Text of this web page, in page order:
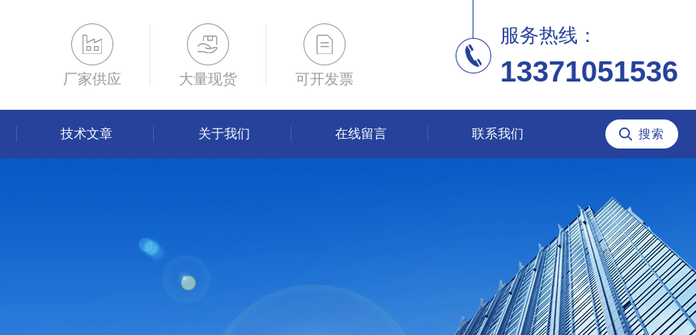
厂家供应 大量现货 可开发票
服务热线：
13371051536
技术文章 关于我们 在线留言 联系我们